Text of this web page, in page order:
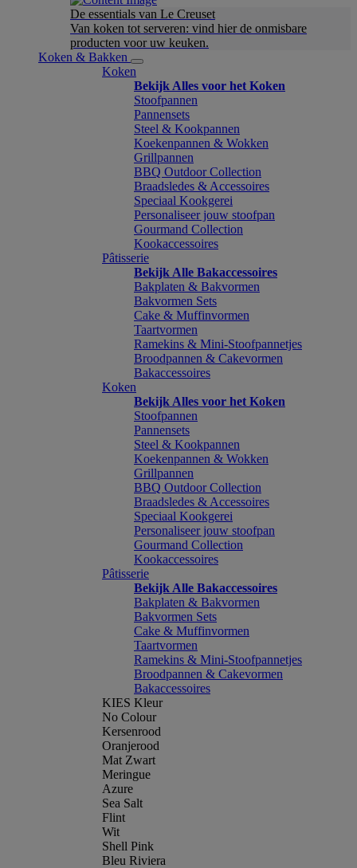
De essentials van Le Creuset
Van koken tot serveren: vind hier de onmisbare
producten voor uw keuken.
Koken & Bakken
Koken
Bekijk Alles voor het Koken
Stoofpannen
Pannensets
Steel & Kookpannen
Koekenpannen & Wokken
Grillpannen
BBQ Outdoor Collection
Braadsledes & Accessoires
Speciaal Kookgerei
Personaliseer jouw stoofpan
Gourmand Collection
Kookaccessoires
Pâtisserie
Bekijk Alle Bakaccessoires
Bakplaten & Bakvormen
Bakvormen Sets
Cake & Muffinvormen
Taartvormen
Ramekins & Mini-Stoofpannetjes
Broodpannen & Cakevormen
Bakaccessoires
Koken
Bekijk Alles voor het Koken
Stoofpannen
Pannensets
Steel & Kookpannen
Koekenpannen & Wokken
Grillpannen
BBQ Outdoor Collection
Braadsledes & Accessoires
Speciaal Kookgerei
Personaliseer jouw stoofpan
Gourmand Collection
Kookaccessoires
Pâtisserie
Bekijk Alle Bakaccessoires
Bakplaten & Bakvormen
Bakvormen Sets
Cake & Muffinvormen
Taartvormen
Ramekins & Mini-Stoofpannetjes
Broodpannen & Cakevormen
Bakaccessoires
KIES Kleur
No Colour
Kersenrood
Oranjerood
Mat Zwart
Meringue
Azure
Sea Salt
Flint
Wit
Shell Pink
Bleu Riviera